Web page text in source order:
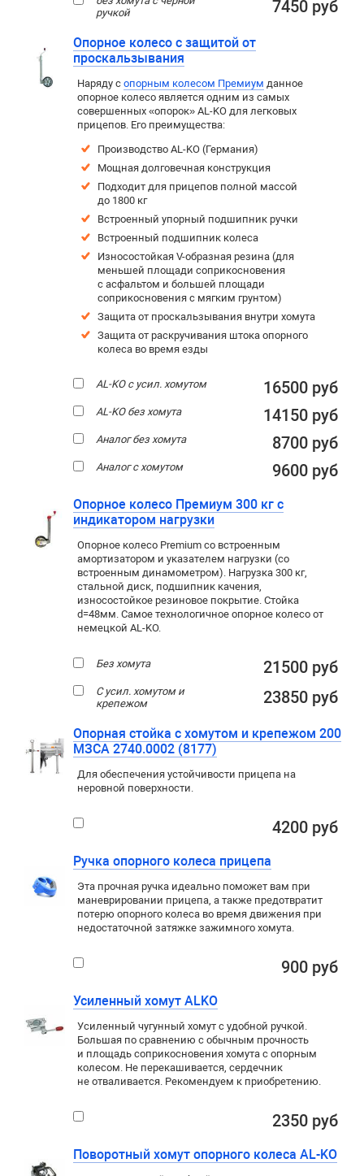
ручкой
7450 руб
Опорное колесо с защитой от
проскальзывания
Наряду с опорным колесом Премиум данное
опорное колесо является одним из самых
совершенных «опорок» AL-KO для легковых
прицепов. Его преимущества:
Производство AL-KO (Германия)
Мощная долговечная конструкция
Подходит для прицепов полной массой
до 1800 кг
Встроенный упорный подшипник ручки
Встроенный подшипник колеса
Износостойкая V-образная резина (для
меньшей площади соприкосновения
с асфальтом и большей площади
соприкосновения с мягким грунтом)
Защита от проскальзывания внутри хомута
Защита от раскручивания штока опорного
колеса во время езды
AL-KO с усил. хомутом 16500 руб
AL-KO без хомута 14150 руб
Аналог без хомута 8700 руб
Аналог с хомутом 9600 руб
Опорное колесо Премиум 300 кг с
индикатором нагрузки
Опорное колесо Premium со встроенным
амортизатором и указателем нагрузки (со
встроенным динамометром). Нагрузка 300 кг,
стальной диск, подшипник качения,
износостойкое резиновое покрытие. Стойка
d=48мм. Самое технологичное опорное колесо от
немецкой AL-KO.
Без хомута 21500 руб
С усил. хомутом и
крепежом
23850 руб
Опорная стойка с хомутом и крепежом 200
МЗСА 2740.0002 (8177)
Для обеспечения устойчивости прицепа на
неровной поверхности.
4200 руб
Ручка опорного колеса прицепа
Эта прочная ручка идеально поможет вам при
маневрировании прицепа, а также предотвратит
потерю опорного колеса во время движения при
недостаточной затяжке зажимного хомута.
900 руб
Усиленный хомут ALKO
Усиленный чугунный хомут с удобной ручкой.
Большая по сравнению с обычным прочность
и площадь соприкосновения хомута с опорным
колесом. Не перекашивается, сердечник
не отваливается. Рекомендуем к приобретению.
2350 руб
Поворотный хомут опорного колеса AL-KO